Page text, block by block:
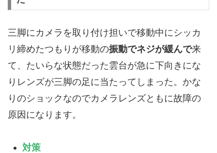
三脚にカメラを取り付け担いで移動中にシッカ
リ締めたつもりが移動の振動でネジが緩んで来
て、たいらな状態だった雲台が急に下向きにな
りレンズが三脚の足に当たってしまった。かな
りのショックなのでカメラレンズともに故障の
原因になります。
対策